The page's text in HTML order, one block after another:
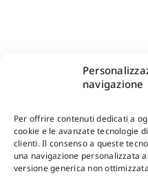
navigazione
Per offrire contenuti dedicati a
cookie e le avanzate tecnologie
clienti. Il consenso a queste
una navigazione personalizzata
versione generica non
Shop Gangemi Editore-